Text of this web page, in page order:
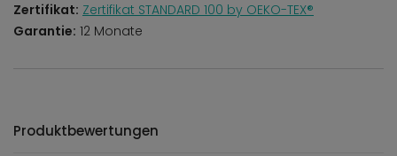
Zertifikat: Zertifikat STANDARD 100 by OEKO-TEX®
Garantie: 12 Monate
Produktbewertungen